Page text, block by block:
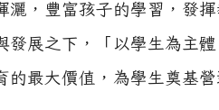
，豐富孩子的學習，發
展之下，「以學生為主
最大價值，為學生奠基營